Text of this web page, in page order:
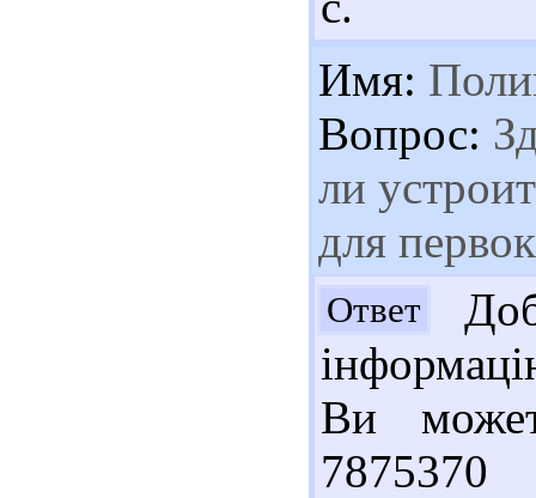
Имя:
Вопрос:
ли
для
Ответ
Ви